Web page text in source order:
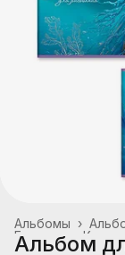
Альбомы ›
Главная
Альбом